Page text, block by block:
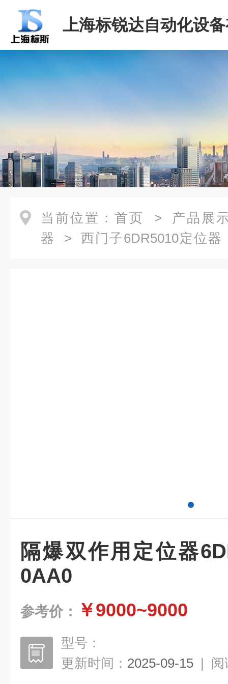
上海标锐达自动化设
司
当前位置： 首页 > 产品展
器 > 西门子6DR5010定位器
隔爆双作用定位器
0AA0
参考价： ￥9000~9000
型号：
更新时间： 2025-09-15 | 阅